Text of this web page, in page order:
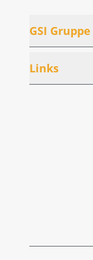
GSI Gruppe
Links